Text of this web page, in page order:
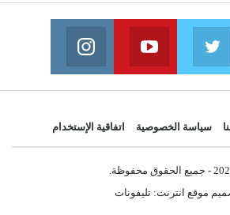
Join us on
Twitter
Join us on Twitter
Youtube
Join us on Youtube
سياسة الخصوصية اتفاقية الإستخدام
موقع انترنت: تليفونات